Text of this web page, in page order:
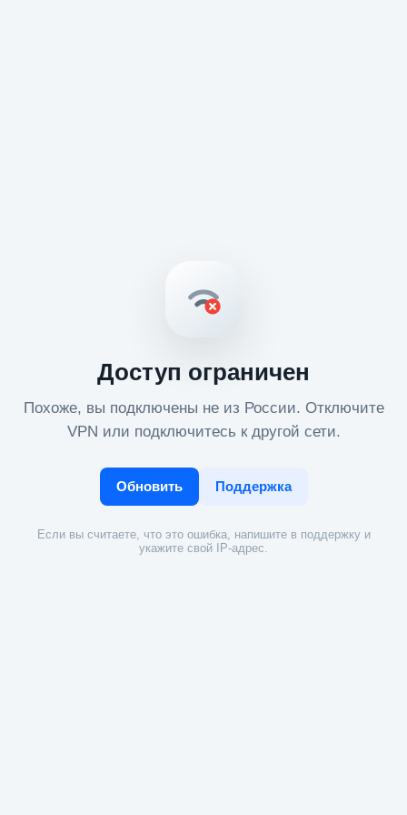
Доступ ограничен
Похоже, вы подключены не из России. Отключите
VPN или подключитесь к другой сети.
Обновить Поддержка
Если вы считаете, что это ошибка, напишите в поддержку и
укажите свой IP-адрес.